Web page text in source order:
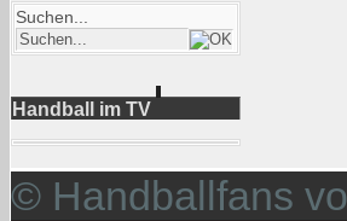
Suchen...
Handball im TV
© Handballfans